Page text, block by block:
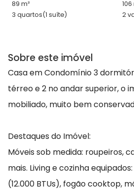
89 m²
106
3 quartos(1 suíte) 2
Sobre este imóvel
Casa em Condomínio 3
térreo e 2 no andar superior, o
mobiliado, muito bem
Destaques do Imóvel:
Móveis sob medida: roupeiros,
mais. Living e cozinha
(12.000 BTUs), fogão cooktop,